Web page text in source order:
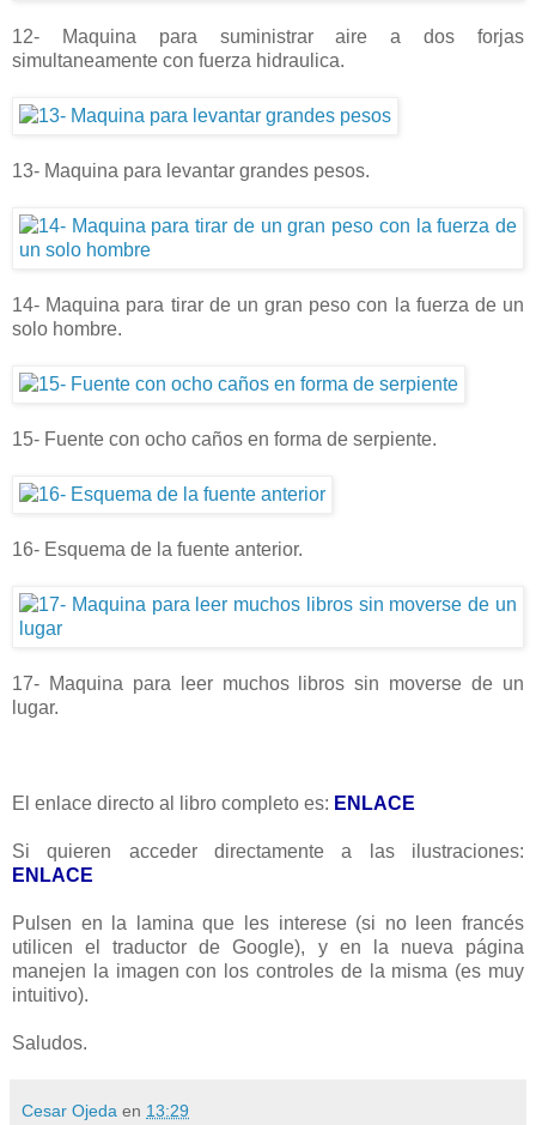
12- Maquina para suministrar aire a dos forjas
simultaneamente con fuerza hidraulica.
13- Maquina para levantar grandes pesos.
14- Maquina para tirar de un gran peso con la fuerza de un
solo hombre.
15- Fuente con ocho caños en forma de serpiente.
16- Esquema de la fuente anterior.
17- Maquina para leer muchos libros sin moverse de un
lugar.
El enlace directo al libro completo es: ENLACE
Si quieren acceder directamente a las ilustraciones:
ENLACE
Pulsen en la lamina que les interese (si no leen francés
utilicen el traductor de Google), y en la nueva página
manejen la imagen con los controles de la misma (es muy
intuitivo).
Saludos.
Cesar Ojeda en 13:29